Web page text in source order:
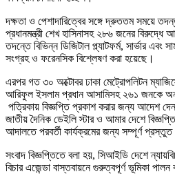
দক্ষতা ও পেশাদারিত্বের সঙ্গে দ্রুততম সময়ে
প্রধানমন্ত্রী শেখ হাসিনাসহ ২৮৬ জনের বিরুদ্ধে
তদন্তে বিভিন্ন ডিজিটাল প্ল্যাটফর্ম, সার্ভার এবং
সংগ্রহ ও ফরেনসিক বিশ্লেষণ করা হয়েছে।
এরপর গত ৩০ অক্টোবর ঢাকা মেট্রোপলিটন
আরিফুল ইসলাম প্রধান আসামিসহ ২৬১ জনকে
পত্রিকায় বিজ্ঞপ্তি প্রকাশ করার জন্য আদেশ
জাতীয় দৈনিক ডেইলি স্টার ও আমার দেশে
আদালতে পরবর্তী কার্যক্রমের জন্য সম্পূর্ণ
সংবাদ বিজ্ঞপ্তিতে বলা হয়, সিআইডি দেশে
বিচার এজেন্ডা বাস্তবায়নে গুরুত্বপূর্ণ ভূমিকা